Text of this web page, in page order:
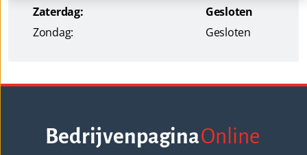
Zaterdag:
Gesloten
Zondag:
Gesloten
BedrijvenpaginaOnline